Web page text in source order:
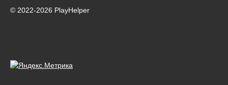
© 2022-2026 PlayHelper